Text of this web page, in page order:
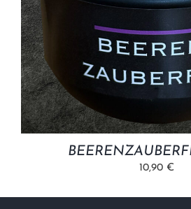
10,90 €